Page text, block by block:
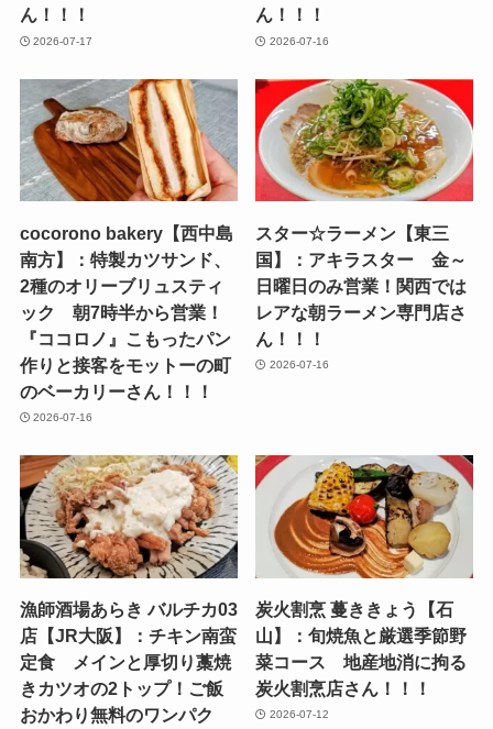
ん！！！
2026-07-17
ん！！！
2026-07-16
cocorono bakery【西中島
南方】：特製カツサンド、
2種のオリーブリュスティ
ック 朝7時半から営業！
『ココロノ』こもったパン
作りと接客をモットーの町
のベーカリーさん！！！
2026-07-16
スター☆ラーメン【東三
国】：アキラスター 金～
日曜日のみ営業！関西では
レアな朝ラーメン専門店さ
ん！！！
2026-07-16
漁師酒場あらき バルチカ03
店【JR大阪】：チキン南蛮
定食 メインと厚切り藁焼
きカツオの2トップ！ご飯
おかわり無料のワンパク
炭火割烹 蔓ききょう【石
山】：旬焼魚と厳選季節野
菜コース 地産地消に拘る
炭火割烹店さん！！！
2026-07-12